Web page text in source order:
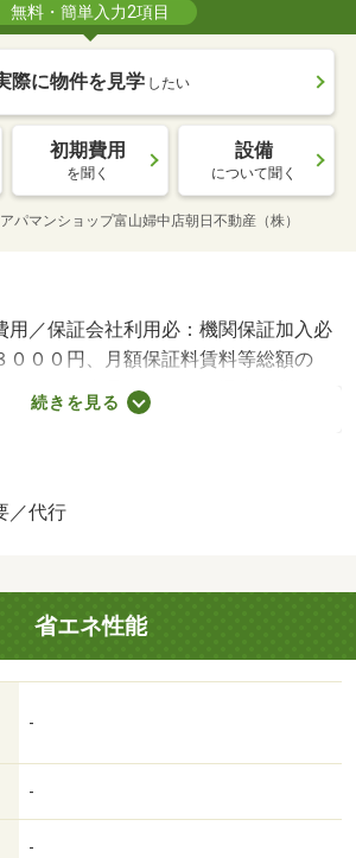
無料・簡単入力2項目
際に物件を見学 したい
初期費用
を聞く
設備
について聞く
アパマンショップ富山婦中店朝日不動産（株）
用／保証会社利用必：機関保証加入必
０００円、月額保証料賃料等総額の
（その他商品あり）／［退去時費用
故意・過失等別途実費］ 保証会社：
／シューズボックス／脱衣所／エレ
配ボックス／押入／ＣＡＴＶ／即入
要／２駅利用可／駅徒歩５分以内／駅
室／畳コーナー／都市ガス／敷金・礼
用可／ＩＴ重説 対応物件／ファミリ
）まで２９６ｍ／稲荷元町保育所（幼
４０１ｍ／ファミリーマート（コンビ
奥田中学校（中学校）まで９３３ｍ／
貸戸数:16戸
続きを見る
／代行
省エネ性能
-
-
-